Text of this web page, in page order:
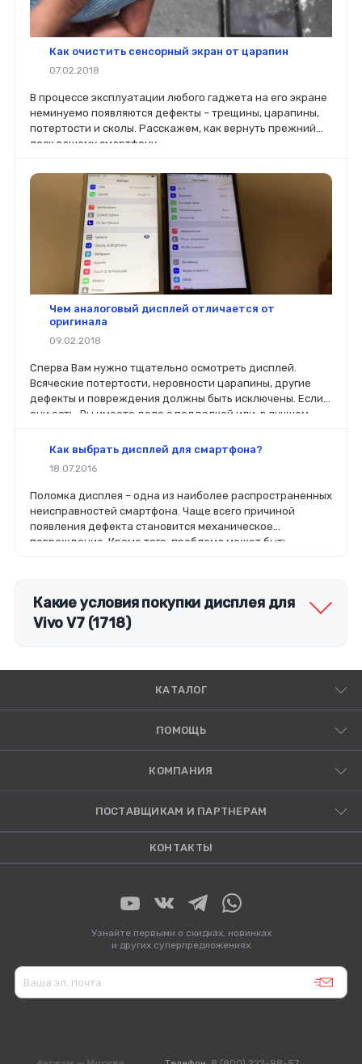
Как очистить сенсорный экран от царапин
07.02.2018
В процессе эксплуатации любого гаджета на его экране
неминуемо появляются дефекты – трещины, царапины,
потертости и сколы. Расскажем, как вернуть прежний
лоск вашему смартфону.
Чем аналоговый дисплей отличается от
оригинала
09.02.2018
Сперва Вам нужно тщательно осмотреть дисплей.
Всяческие потертости, неровности царапины, другие
дефекты и повреждения должны быть исключены. Если
они есть, Вы имеете дело с подделкой или, в лучшем
Как выбрать дисплей для смартфона?
18.07.2016
Поломка дисплея – одна из наиболее распространенных
неисправностей смартфона. Чаще всего причиной
появления дефекта становится механическое
повреждение. Кроме того, проблема может быть
Какие условия покупки дисплея для
Vivo V7 (1718)
КАТАЛОГ
ПОМОЩЬ
КОМПАНИЯ
ПОСТАВЩИКАМ И ПАРТНЕРАМ
КОНТАКТЫ
Узнайте первыми о скидках, новинках
и других суперпредложениях